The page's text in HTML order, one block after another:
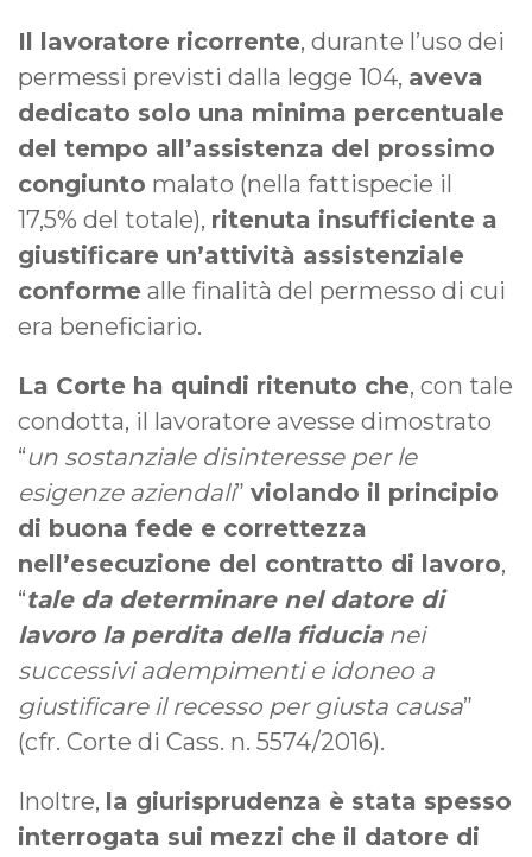
Il lavoratore ricorrente, durante l’uso dei
permessi previsti dalla legge 104, aveva
dedicato solo una minima percentuale
del tempo all’assistenza del prossimo
congiunto malato (nella fattispecie il
17,5% del totale), ritenuta insufficiente a
giustificare un’attività assistenziale
conforme alle finalità del permesso di cui
era beneficiario.
La Corte ha quindi ritenuto che, con tale
condotta, il lavoratore avesse dimostrato
“un sostanziale disinteresse per le
esigenze aziendali” violando il principio
di buona fede e correttezza
nell’esecuzione del contratto di lavoro,
“tale da determinare nel datore di
lavoro la perdita della fiducianei
successivi adempimenti e idoneo a
giustificare il recesso per giusta causa”
(cfr. Corte di Cass. n. 5574/2016).
Inoltre, la giurisprudenza è stata spesso
interrogata sui mezzi che il datore di